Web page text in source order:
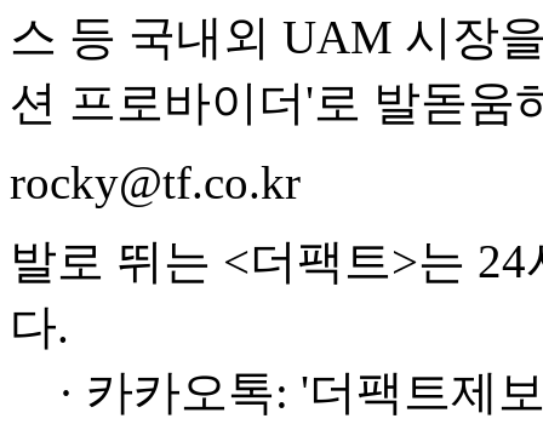
스 등 국내외 UAM 시장
션 프로바이더'로 발돋움
rocky@tf.co.kr
발로 뛰는 <더팩트>는
다.
· 카카오톡: '더팩트제